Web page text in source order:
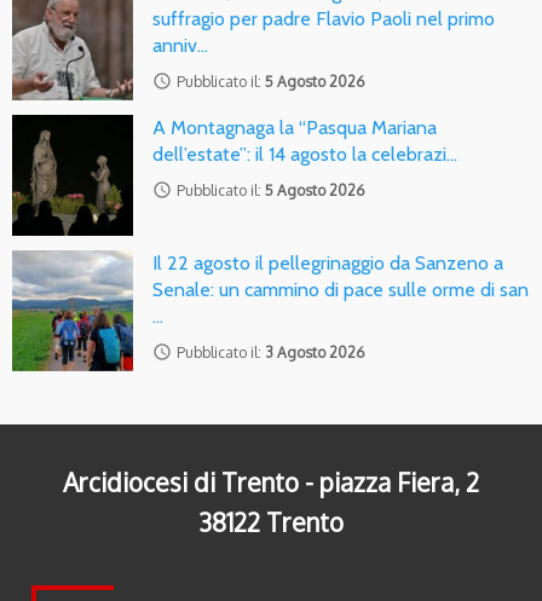
suffragio per padre Flavio Paoli nel primo
anniv…
access_time Pubblicato il: 5 Agosto 2026
A Montagnaga la “Pasqua Mariana
dell’estate”: il 14 agosto la celebrazi…
access_time Pubblicato il: 5 Agosto 2026
Il 22 agosto il pellegrinaggio da Sanzeno a
Senale: un cammino di pace sulle orme di san
…
access_time Pubblicato il: 3 Agosto 2026
Arcidiocesi di Trento - piazza Fiera, 2
38122 Trento